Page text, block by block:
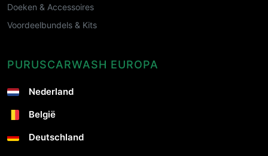
Doeken & Accessoires
Voordeelbundels & Kits
PURUSCARWASH EUROPA
Nederland
België
Deutschland